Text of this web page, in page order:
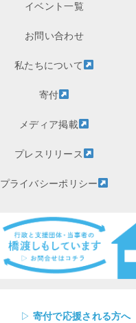
イベント一覧
お問い合わせ
私たちについて
寄付
メディア掲載
プレスリリース
プライバシーポリシー
▷ 寄付で応援される方へ